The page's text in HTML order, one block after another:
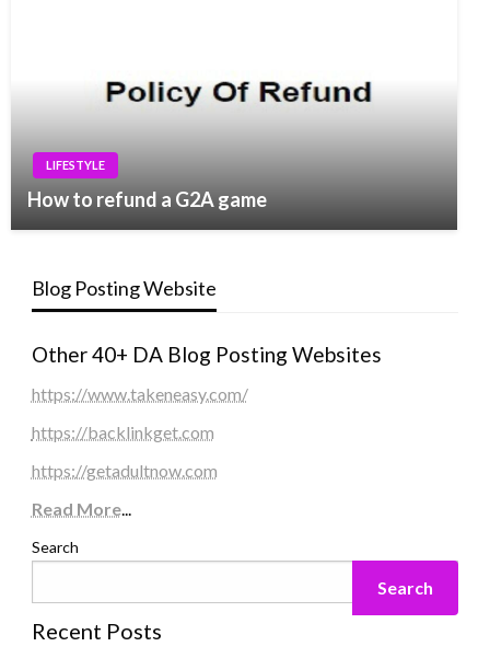
LIFESTYLE
How to refund a G2A game
Blog Posting Website
Other 40+ DA Blog Posting Websites
https://www.takeneasy.com/
https://backlinkget.com
https://getadultnow.com
Read More...
Search
Search
Recent Posts